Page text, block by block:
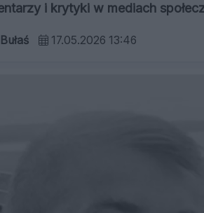
i krytyki w mediach
17.05.2026 13:46